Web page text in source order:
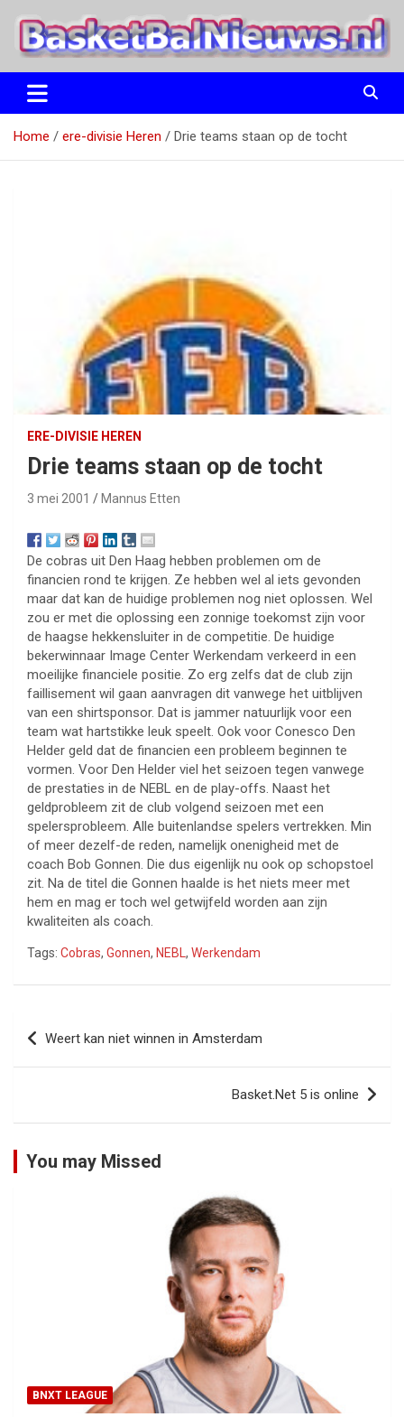
naar
BasketBalNieuws.nl
Etten
Home ere-divisie Heren Drie teams staan op de tocht
ERE-DIVISIE HEREN
Drie teams staan op de tocht
3 mei 2001 Mannus Etten
De cobras uit Den Haag hebben problemen om de
financien rond te krijgen. Ze hebben wel al iets gevonden
maar dat kan de huidige problemen nog niet oplossen. Wel
zou er met die oplossing een zonnige toekomst zijn voor
de haagse hekkensluiter in de competitie. De huidige
bekerwinnaar Image Center Werkendam verkeerd in een
moeilijke financiele positie. Zo erg zelfs dat de club zijn
faillisement wil gaan aanvragen dit vanwege het uitblijven
van een shirtsponsor. Dat is jammer natuurlijk voor een
team wat hartstikke leuk speelt. Ook voor Conesco Den
Helder geld dat de financien een probleem beginnen te
vormen. Voor Den Helder viel het seizoen tegen vanwege
de prestaties in de NEBL en de play-offs. Naast het
geldprobleem zit de club volgend seizoen met een
spelersprobleem. Alle buitenlandse spelers vertrekken. Min
of meer dezelf-de reden, namelijk onenigheid met de
coach Bob Gonnen. Die dus eigenlijk nu ook op schopstoel
zit. Na de titel die Gonnen haalde is het niets meer met
hem en mag er toch wel getwijfeld worden aan zijn
kwaliteiten als coach.
Tags: Cobras, Gonnen, NEBL, Werkendam
Bericht
navigatie
Weert kan niet winnen in Amsterdam
Basket.Net 5 is online
You may Missed
BNXT LEAGUE